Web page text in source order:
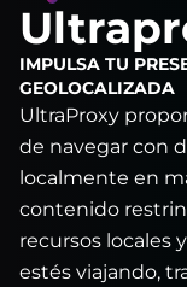
IMPULSA TU
GEOLOCALIZADA
UltraProxy
de navegar con
localmente en
contenido
recursos locales
estés viajando,